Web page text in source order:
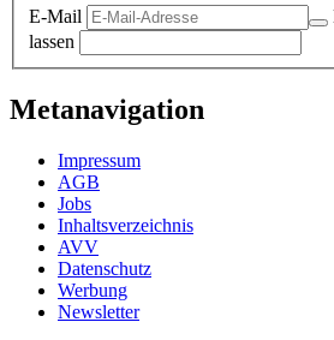
E-Mail
lassen
Metanavigation
Impressum
AGB
Jobs
Inhaltsverzeichnis
AVV
Datenschutz
Werbung
Newsletter